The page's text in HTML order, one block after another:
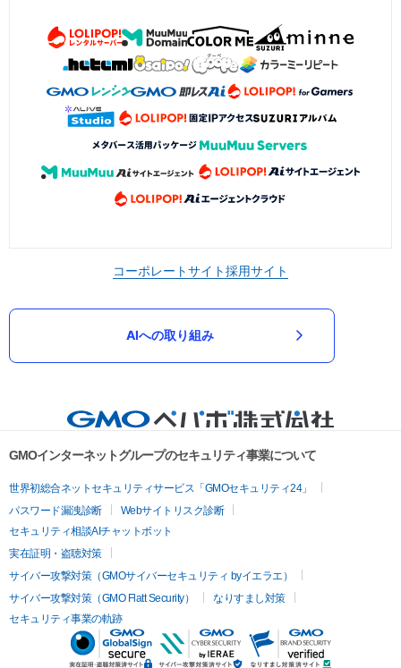
コーポレートサイト採用サイト
AIへの取り組み
GMOインターネットグループのセキュリティ事業について
世界初総合ネットセキュリティサービス「GMOセキュリティ24」
パスワード漏洩診断
Webサイトリスク診断
セキュリティ相談AIチャットボット
実在証明・盗聴対策
サイバー攻撃対策（GMOサイバーセキュリティ byイエラエ）
サイバー攻撃対策（GMO Flatt Security）
なりすまし対策
セキュリティ事業の軌跡